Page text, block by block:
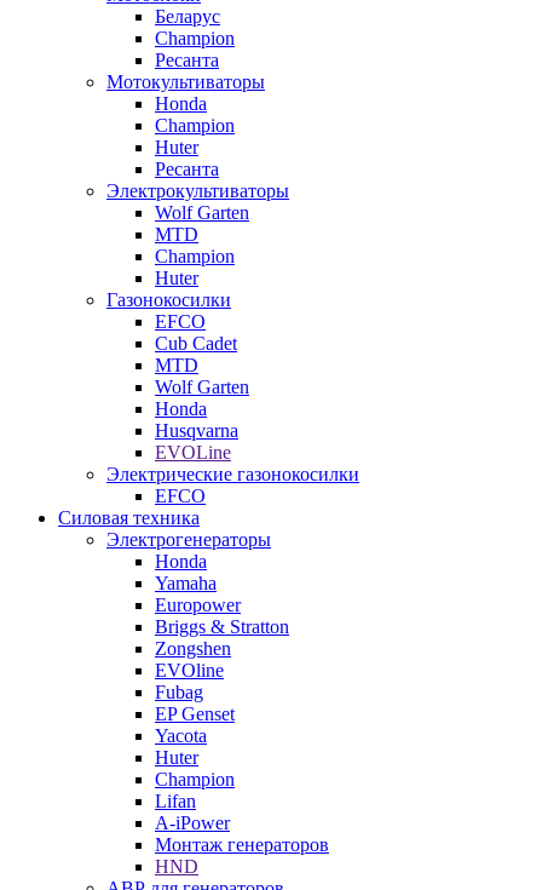
Беларус
Champion
Ресанта
Мотокультиваторы
Honda
Champion
Huter
Ресанта
Электрокультиваторы
Wolf Garten
MTD
Champion
Huter
Газонокосилки
EFCO
Cub Cadet
MTD
Wolf Garten
Honda
Husqvarna
EVOLine
Электрические газонокосилки
EFCO
Силовая техника
Электрогенераторы
Honda
Yamaha
Europower
Briggs & Stratton
Zongshen
EVOline
Fubag
EP Genset
Yacota
Huter
Champion
Lifan
A-iPower
Монтаж генераторов
HND